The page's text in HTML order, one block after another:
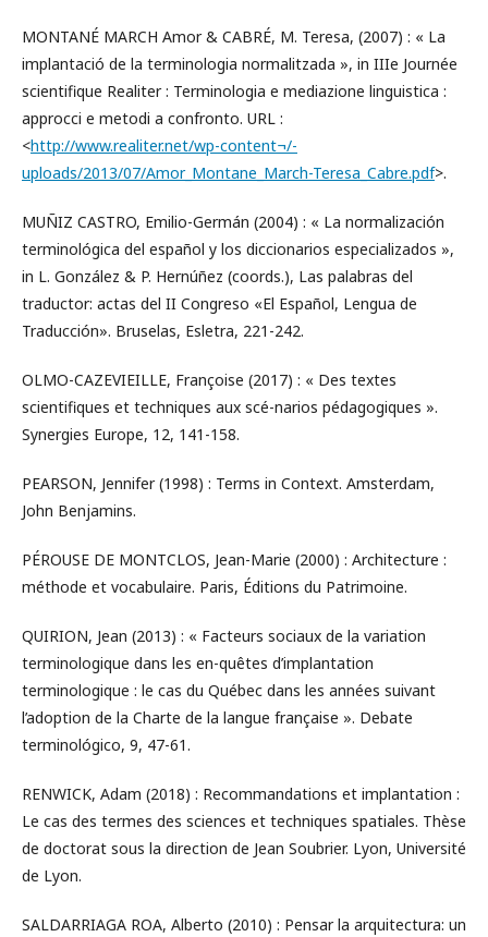
MONTANÉ MARCH Amor & CABRÉ, M. Teresa, (2007) : « La
implantació de la terminologia normalitzada », in IIIe Journée
scientifique Realiter : Terminologia e mediazione linguistica :
approcci e metodi a confronto. URL :
<http://www.realiter.net/wp-content¬/-
uploads/2013/07/Amor_Montane_March-Teresa_Cabre.pdf>.
MUÑIZ CASTRO, Emilio-Germán (2004) : « La normalización
terminológica del español y los diccionarios especializados »,
in L. González & P. Hernúñez (coords.), Las palabras del
traductor: actas del II Congreso «El Español, Lengua de
Traducción». Bruselas, Esletra, 221-242.
OLMO-CAZEVIEILLE, Françoise (2017) : « Des textes
scientifiques et techniques aux scé-narios pédagogiques ».
Synergies Europe, 12, 141-158.
PEARSON, Jennifer (1998) : Terms in Context. Amsterdam,
John Benjamins.
PÉROUSE DE MONTCLOS, Jean-Marie (2000) : Architecture :
méthode et vocabulaire. Paris, Éditions du Patrimoine.
QUIRION, Jean (2013) : « Facteurs sociaux de la variation
terminologique dans les en-quêtes d’implantation
terminologique : le cas du Québec dans les années suivant
l’adoption de la Charte de la langue française ». Debate
terminológico, 9, 47-61.
RENWICK, Adam (2018) : Recommandations et implantation :
Le cas des termes des sciences et techniques spatiales. Thèse
de doctorat sous la direction de Jean Soubrier. Lyon, Université
de Lyon.
SALDARRIAGA ROA, Alberto (2010) : Pensar la arquitectura: un